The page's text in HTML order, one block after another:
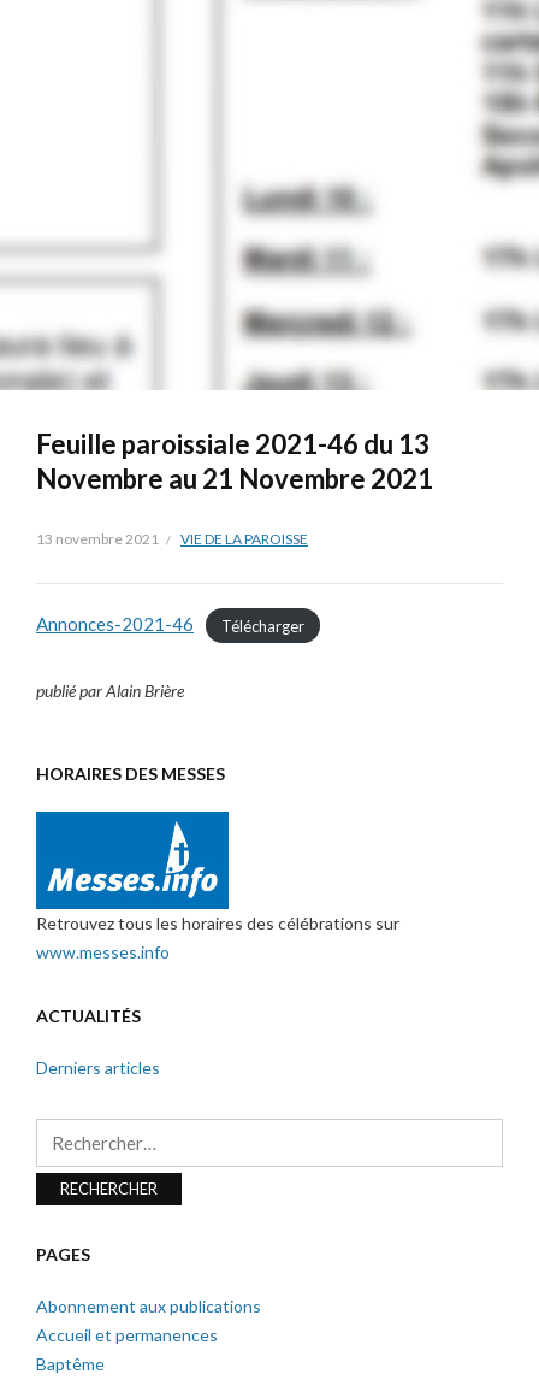
Feuille paroissiale 2021-46 du 13
Novembre au 21 Novembre 2021
13 novembre 2021 VIE DE LA PAROISSE
Annonces-2021-46 Télécharger
publié par Alain Brière
HORAIRES DES MESSES
Retrouvez tous les horaires des célébrations sur
www.messes.info
ACTUALITÉS
Derniers articles
PAGES
Abonnement aux publications
Accueil et permanences
Baptême